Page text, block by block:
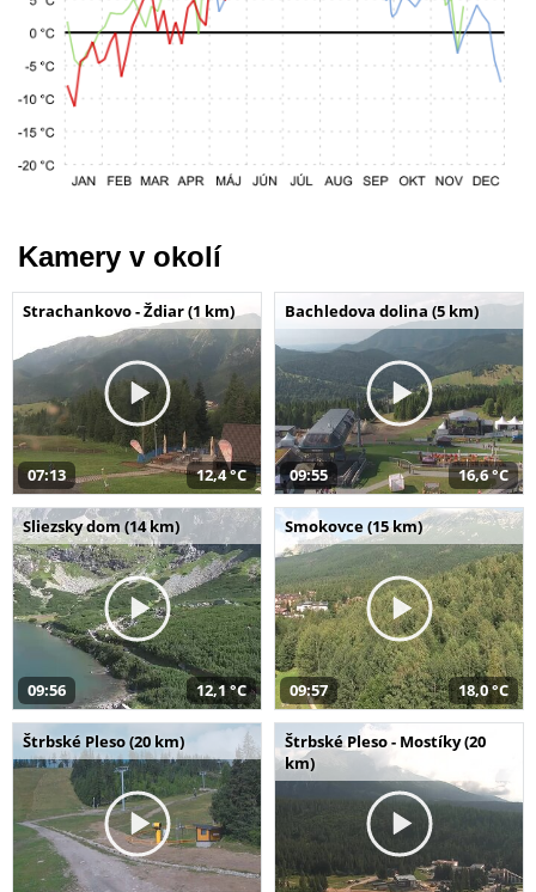
Kamery v okolí
Strachankovo - Ždiar (1 km)
07:13 12,4 °C
Bachledova dolina (5 km)
09:55 16,6 °C
Sliezsky dom (14 km)
09:56 12,1 °C
Smokovce (15 km)
09:57 18,0 °C
Štrbské Pleso (20 km)
Štrbské Pleso - Mostíky (20
km)